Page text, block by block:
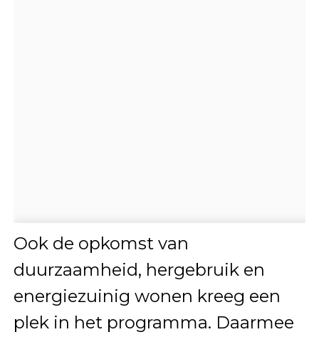
Ook de opkomst van
duurzaamheid, hergebruik en
energiezuinig wonen kreeg een
plek in het programma. Daarmee